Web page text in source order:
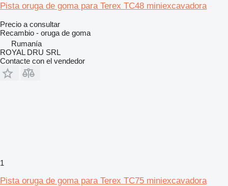
Pista oruga de goma para Terex TC48 miniexcavadora
Precio a consultar
Recambio - oruga de goma
Rumanía
ROYAL DRU SRL
Contacte con el vendedor
1
Pista oruga de goma para Terex TC75 miniexcavadora